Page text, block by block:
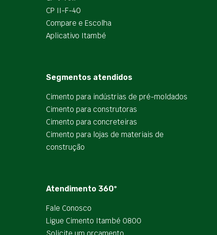
CP II-F-40
Compare e Escolha
Aplicativo Itambé
Segmentos atendidos
Cimento para indústrias de pré-moldados
Cimento para construtoras
Cimento para concreteiras
Cimento para lojas de materiais de
construção
Atendimento 360º
Fale Conosco
Ligue Cimento Itambé 0800